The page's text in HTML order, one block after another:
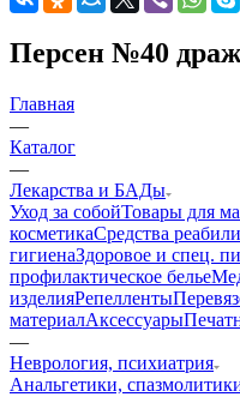
Персен №40
Главная
—
Каталог
—
Лекарства и БАДы
Уход за собойТовары для
косметикаСредства
гигиенаЗдоровое и спец.
профилактическое белье
изделияРепелленты
материалАксессуары
—
Неврология, психиатрия
Анальгетики,